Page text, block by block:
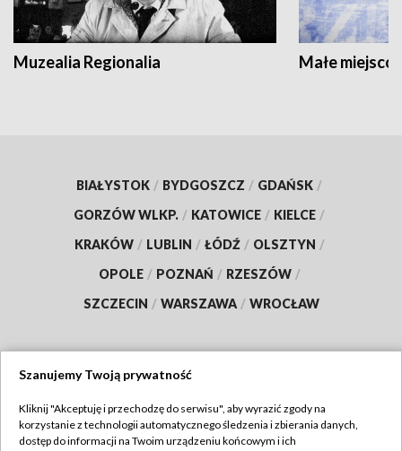
Muzealia Regionalia Małe
BIAŁYSTOK / BYDGOSZCZ / GDAŃSK /
GORZÓW WLKP. / KATOWICE / KIELCE /
KRAKÓW / LUBLIN / ŁÓDŹ / OLSZTYN /
OPOLE / POZNAŃ / RZESZÓW /
SZCZECIN / WARSZAWA / WROCŁAW
TVP
Szanujemy Twoją prywatność
Kliknij "Akceptuję i przechodzę do serwisu", aby wyrazić zgody na
korzystanie z technologii automatycznego śledzenia i zbierania danych,
dostęp do informacji na Twoim urządzeniu końcowym i ich